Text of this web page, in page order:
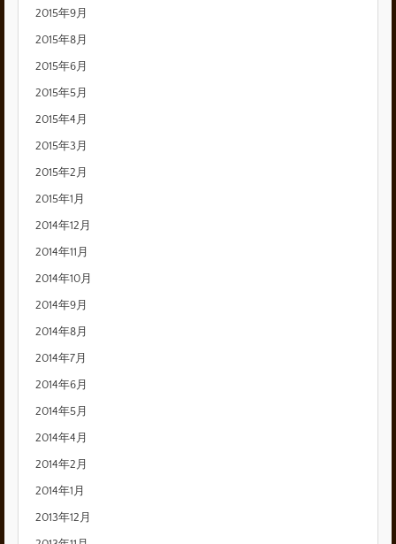
2015年9月
2015年8月
2015年6月
2015年5月
2015年4月
2015年3月
2015年2月
2015年1月
2014年12月
2014年11月
2014年10月
2014年9月
2014年8月
2014年7月
2014年6月
2014年5月
2014年4月
2014年2月
2014年1月
2013年12月